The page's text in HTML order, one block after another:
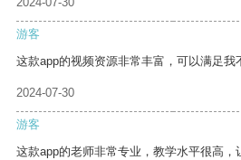
游客
这款app的视频资源非常丰富，可以满足我
2024-07-30
游客
这款app的老师非常专业，教学水平很高，